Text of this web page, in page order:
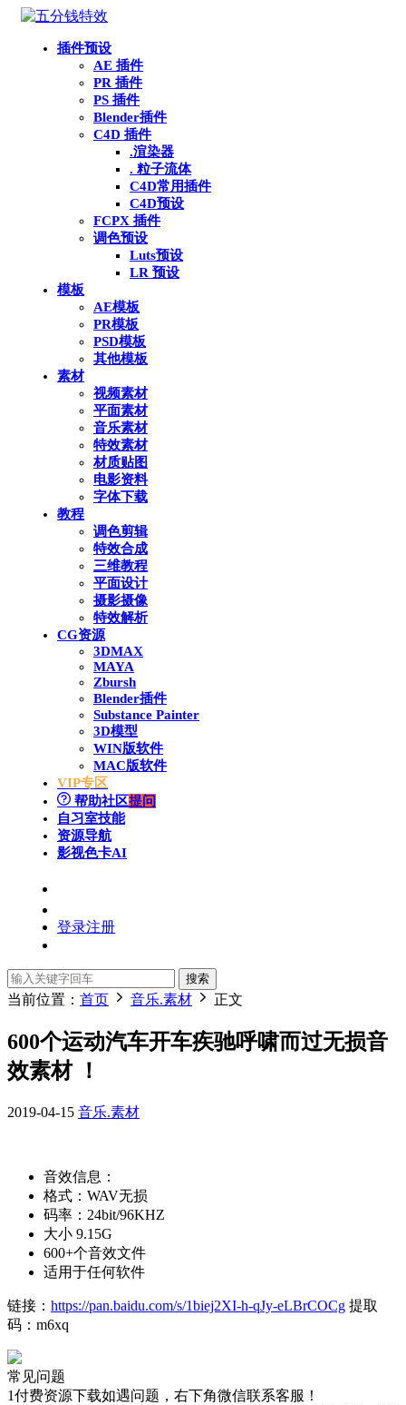
插件预设
AE 插件
PR 插件
PS 插件
Blender插件
C4D 插件
.渲染器
. 粒子流体
C4D常用插件
C4D预设
FCPX 插件
调色预设
Luts预设
LR 预设
模板
AE模板
PR模板
PSD模板
其他模板
素材
视频素材
平面素材
音乐素材
特效素材
材质贴图
电影资料
字体下载
教程
调色剪辑
特效合成
三维教程
平面设计
摄影摄像
特效解析
CG资源
3DMAX
MAYA
Zbursh
Blender插件
Substance Painter
3D模型
WIN版软件
MAC版软件
VIP专区
帮助社区提问
自习室技能
资源导航
影视色卡AI
登录注册
搜索
当前位置： 首页 音乐.素材 正文
600个运动汽车开车疾驰呼啸而过无损音
效素材 ！
2019-04-15 音乐.素材
音效信息：
格式：WAV无损
码率：24bit/96KHZ
大小 9.15G
600+个音效文件
适用于任何软件
链接： https://pan.baidu.com/s/1biej2XI-h-qJy-eLBrCOCg 提取
码：m6xq
常见问题
1付费资源下载如遇问题，右下角微信联系客服！